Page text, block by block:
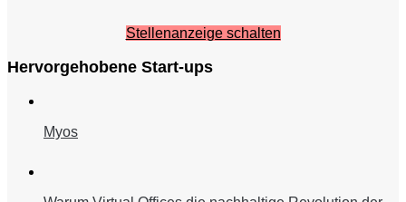
Stellenanzeige schalten
Hervorgehobene Start-ups
Myos